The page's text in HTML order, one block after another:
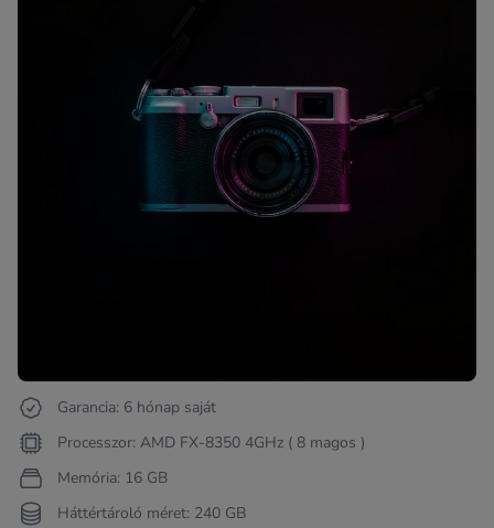
Garancia: 6 hónap saját
Processzor: AMD FX-8350 4GHz ( 8 magos )
Memória: 16 GB
Háttértároló méret: 240 GB